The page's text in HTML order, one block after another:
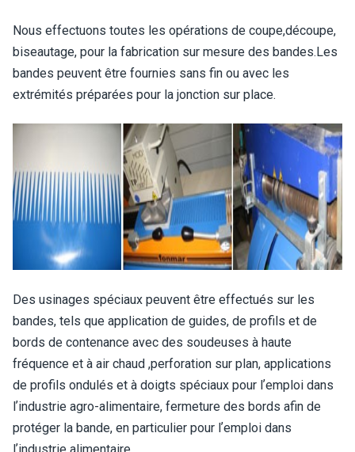
Nous effectuons toutes les opérations de coupe,découpe,
biseautage, pour la fabrication sur mesure des bandes.Les
bandes peuvent être fournies sans fin ou avec les
extrémités préparées pour la jonction sur place.
Des usinages spéciaux peuvent être effectués sur les
bandes, tels que application de guides, de profils et de
bords de contenance avec des soudeuses à haute
fréquence et à air chaud ,perforation sur plan, applications
de profils ondulés et à doigts spéciaux pour lʼemploi dans
lʼindustrie agro-alimentaire, fermeture des bords afin de
protéger la bande, en particulier pour lʼemploi dans